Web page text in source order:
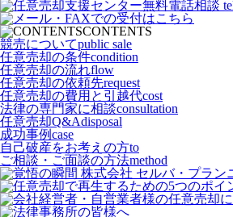
CONTENTS
競売についてpublic sale
任意売却の条件condition
任意売却の流れflow
任意売却の依頼先request
任意売却の費用と引越代cost
法律の専門家に相談consultation
任意売却Q&Adisposal
成功事例case
自己破産をお考えの方to
ご相談・ご面談の方法method